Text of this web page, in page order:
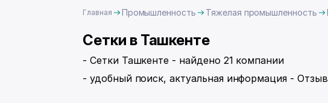
Главная Промышленность Тяжелая промышленность
Сетки в Ташкенте
- Сетки Ташкенте - найдено 21 компании
- удобный поиск, актуальная информация -